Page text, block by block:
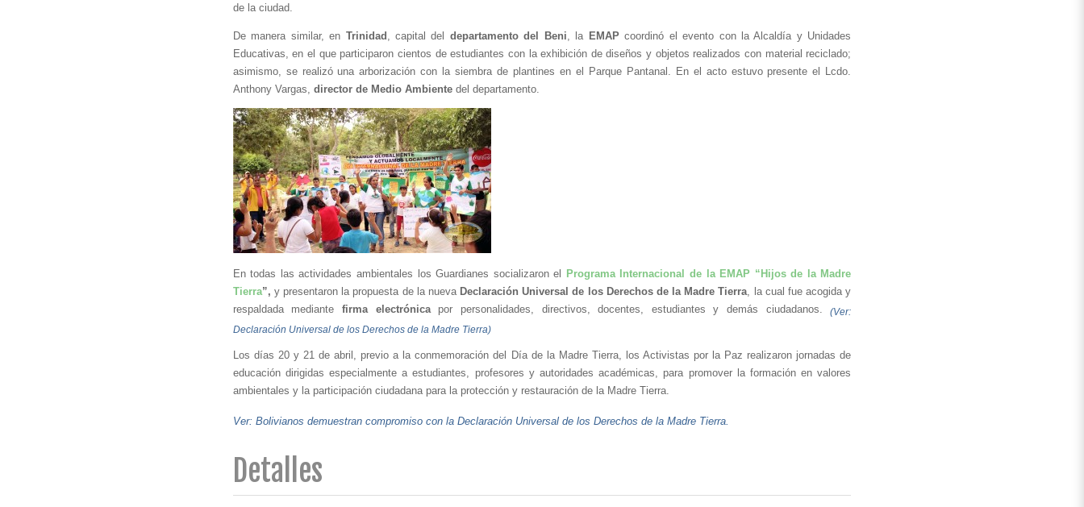
de la ciudad.
De manera similar, en Trinidad , capital del departamento del Beni , la EMAP coordinó el evento con la Alcaldía y Unidades
Educativas, en el que participaron cientos de estudiantes con la exhibición de diseños y objetos realizados con material reciclado;
Anthony Vargas, director de Medio Ambiente del departamento.
En todas las actividades ambientales los Guardianes socializaron el Programa Internacional de la EMAP “Hijos de la Madre
Tierra”, y presentaron la propuesta de la nueva Declaración Universal de los Derechos de la Madre Tierra , la cual fue acogida y
respaldada mediante firma electrónica por personalidades, directivos, docentes, estudiantes y demás ciudadanos. (Ver:
Declaración Universal de los Derechos de la Madre Tierra)
Los días 20 y 21 de abril, previo a la conmemoración del Día de la Madre Tierra, los Activistas por la Paz realizaron jornadas de
educación dirigidas especialmente a estudiantes, profesores y autoridades académicas, para promover la formación en valores
ambientales y la participación ciudadana para la protección y restauración de la Madre Tierra.
Ver: Bolivianos demuestran compromiso con la Declaración Universal de los Derechos de la Madre Tierra.
Detalles